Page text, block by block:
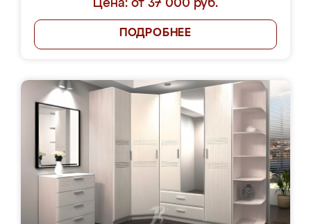
Цена: от 37 000 руб.
ПОДРОБНЕЕ